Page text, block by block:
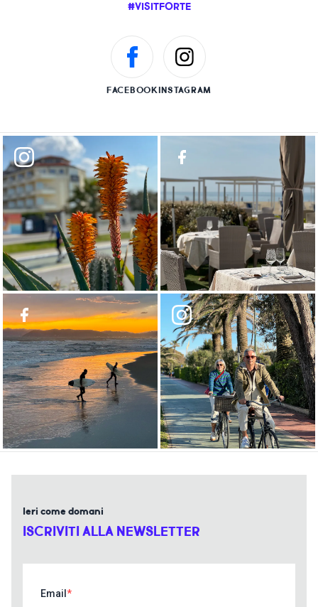
#VISITFORTE
FACEBOOKINSTAGRAM
Ieri come domani
ISCRIVITI ALLA NEWSLETTER
Email